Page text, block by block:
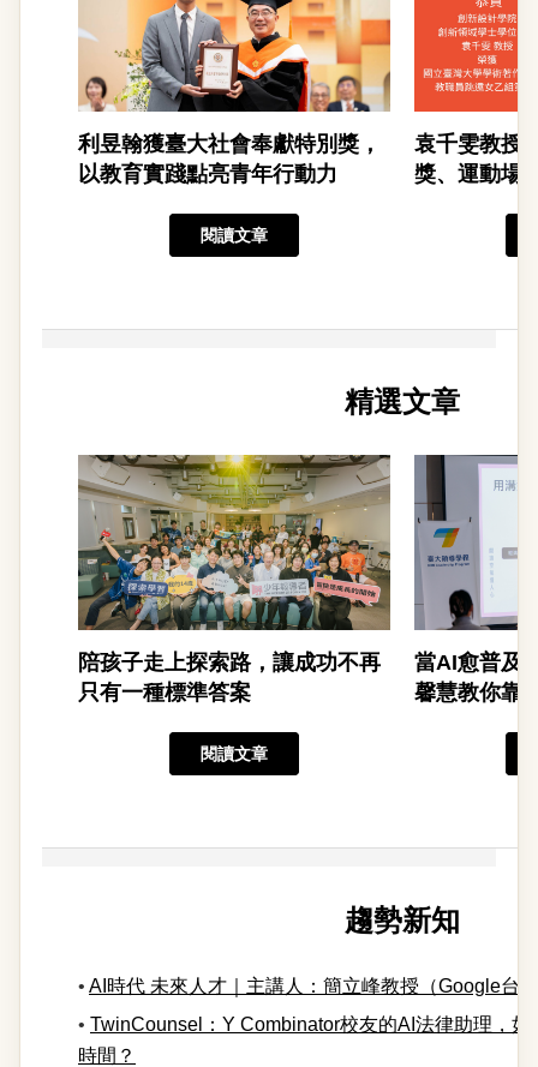
利昱翰獲臺大社會奉獻特別獎，
以教育實踐點亮青年行動力
閱讀文章
袁千雯教授
獎、運動場
精選文章
陪孩子走上探索路，讓成功不再
只有一種標準答案
閱讀文章
當AI愈普及
馨慧教你靠
趨勢新知
• AI時代 未來人才｜主講人：簡立峰教授（Google台
• TwinCounsel：Y Combinator校友的AI法律助理，如
時間？